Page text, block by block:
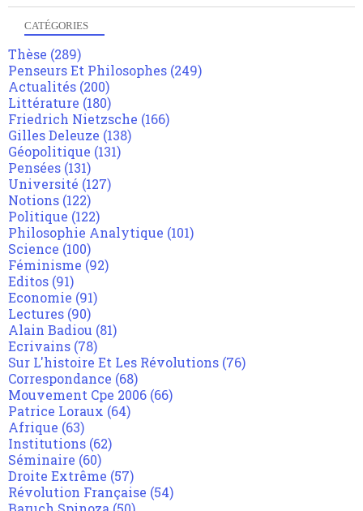
CATÉGORIES
Thèse (289)
Penseurs Et Philosophes (249)
Actualités (200)
Littérature (180)
Friedrich Nietzsche (166)
Gilles Deleuze (138)
Géopolitique (131)
Pensées (131)
Université (127)
Notions (122)
Politique (122)
Philosophie Analytique (101)
Science (100)
Féminisme (92)
Editos (91)
Economie (91)
Lectures (90)
Alain Badiou (81)
Ecrivains (78)
Sur L'histoire Et Les Révolutions (76)
Correspondance (68)
Mouvement Cpe 2006 (66)
Patrice Loraux (64)
Afrique (63)
Institutions (62)
Séminaire (60)
Droite Extrême (57)
Révolution Française (54)